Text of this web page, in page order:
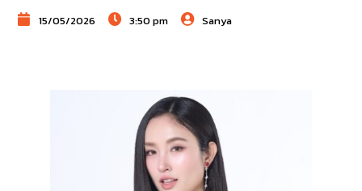
15/05/2026 3:50 pm Sanya